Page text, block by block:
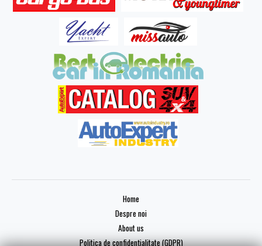
Home
Despre noi
About us
Politica de confidențialitate (GDPR)